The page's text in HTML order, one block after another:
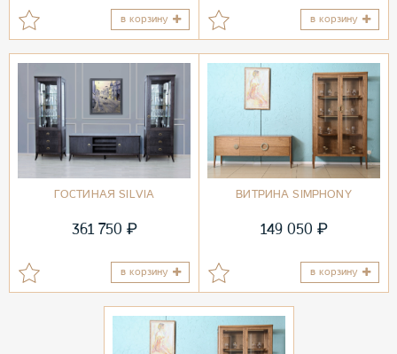
в корзину в корзину
ГОСТИНАЯ SILVIA
361 750 ₽
в корзину
ВИТРИНА SIMPHONY
149 050 ₽
в корзину